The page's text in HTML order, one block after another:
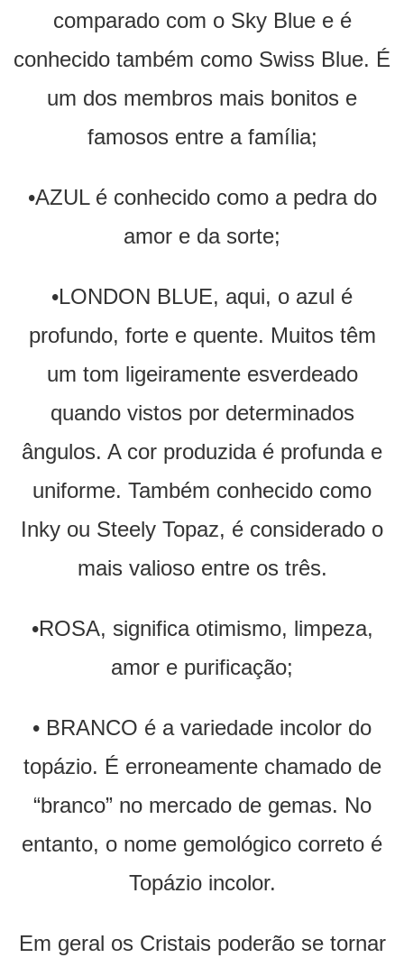
comparado com o Sky Blue e é
conhecido também como Swiss Blue. É
um dos membros mais bonitos e
famosos entre a família;
•AZUL é conhecido como a pedra do
amor e da sorte;
•LONDON BLUE, aqui, o azul é
profundo, forte e quente. Muitos têm
um tom ligeiramente esverdeado
quando vistos por determinados
ângulos. A cor produzida é profunda e
uniforme. Também conhecido como
Inky ou Steely Topaz, é considerado o
mais valioso entre os três.
•ROSA, significa otimismo, limpeza,
amor e purificação;
• BRANCO é a variedade incolor do
topázio. É erroneamente chamado de
“branco” no mercado de gemas. No
entanto, o nome gemológico correto é
Topázio incolor.
Em geral os Cristais poderão se tornar